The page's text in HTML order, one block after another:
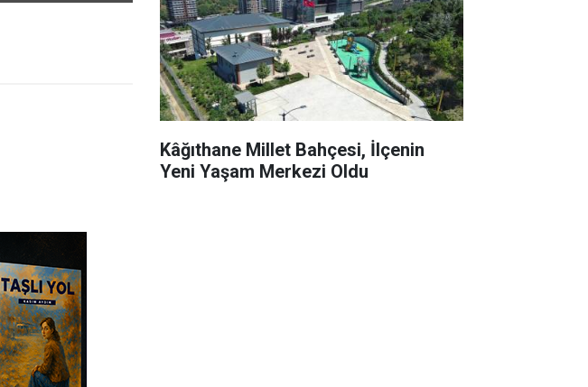
Kâğıthane Millet Bahçesi, İlçenin
Yeni Yaşam Merkezi Oldu